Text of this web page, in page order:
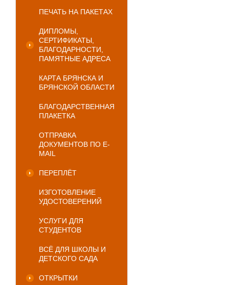
ПЕЧАТЬ НА ПАКЕТАХ
ДИПЛОМЫ,
СЕРТИФИКАТЫ,
БЛАГОДАРНОСТИ,
ПАМЯТНЫЕ АДРЕСА
КАРТА БРЯНСКА И
БРЯНСКОЙ ОБЛАСТИ
БЛАГОДАРСТВЕННАЯ
ПЛАКЕТКА
ОТПРАВКА
ДОКУМЕНТОВ ПО E-
MAIL
ПЕРЕПЛЁТ
ИЗГОТОВЛЕНИЕ
УДОСТОВЕРЕНИЙ
УСЛУГИ ДЛЯ
СТУДЕНТОВ
ВСЁ ДЛЯ ШКОЛЫ И
ДЕТСКОГО САДА
ОТКРЫТКИ